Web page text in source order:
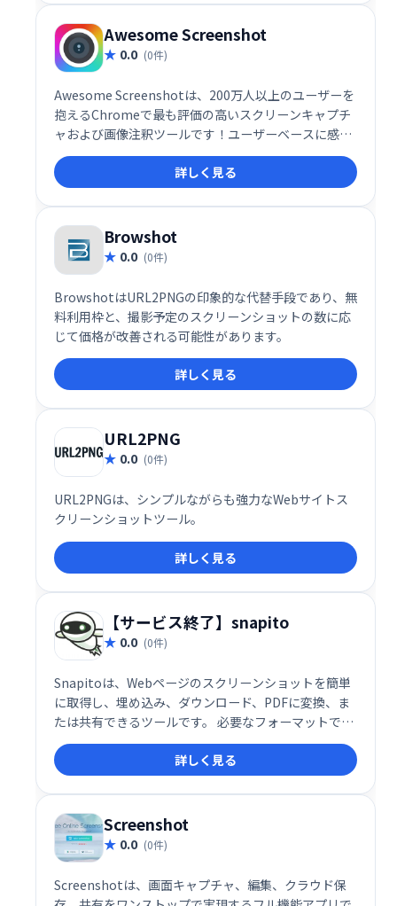
Awesome Screenshot
0.0 (0件)
Awesome Screenshotは、200万人以上のユーザーを
抱えるChromeで最も評価の高いスクリーンキャプチ
ャおよび画像注釈ツールです！ユーザーベースに感謝
する方法として、アプリ内購入は提供しなくなりまし
た。以前のプレミアム機能は完全に無料になりまし
た。
詳しく見る
Browshot
0.0 (0件)
BrowshotはURL2PNGの印象的な代替手段であり、無
料利用枠と、撮影予定のスクリーンショットの数に応
じて価格が改善される可能性があります。
詳しく見る
URL2PNG
0.0 (0件)
URL2PNGは、シンプルながらも強力なWebサイトス
クリーンショットツール。
詳しく見る
【サービス終了】snapito
0.0 (0件)
Snapitoは、Webページのスクリーンショットを簡単
に取得し、埋め込み、ダウンロード、PDFに変換、ま
たは共有できるツールです。 必要なフォーマットで
Webページの内容を保存・共有したい時に最適です。
Webサイトのデザイン確認や資料作成などに役立ちま
す。
詳しく見る
Screenshot
0.0 (0件)
Screenshotは、画面キャプチャ、編集、クラウド保